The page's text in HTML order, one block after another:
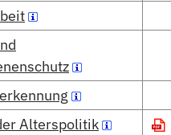
Alterspolitik